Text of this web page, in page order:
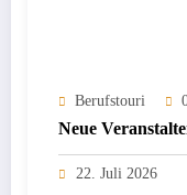
Berufstouri
Neue
22. Juli 2026